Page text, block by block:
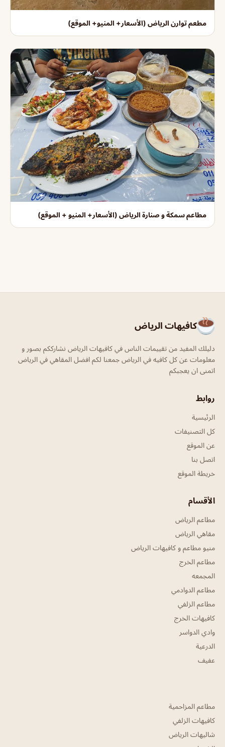
مطعم توارن الرياض (الأسعار+ المنيو+ الموقع)
مطاعم سمكة و صنارة الرياض (الأسعار+ المنيو + الموقع)
كافيهات الرياض
دليلك المفيد من تقييمات الناس في كافيهات الرياض نشارككم بصور و
معلومات عن كل كافيه في الرياض جمعنا لكم افضل المقاهي في الرياض
اتمنى ان يعجبكم
روابط
الرئيسية
كل التصنيفات
عن الموقع
اتصل بنا
خريطة الموقع
الأقسام
مطاعم الرياض
مقاهي الرياض
منيو مطاعم و كافيهات الرياض
مطاعم الخرج
المجمعه
مطاعم الدوادمي
مطاعم الزلفي
كافيهات الخرج
وادي الدواسر
الدرعية
عفيف
مطاعم المزاحمية
كافيهات الزلفي
شاليهات الرياض